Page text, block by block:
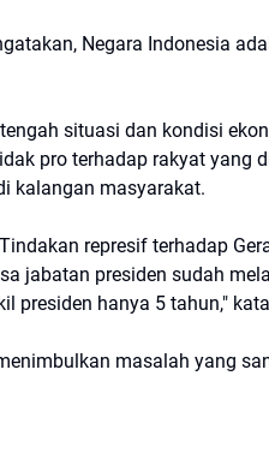
Negara Indonesia
situasi dan kondisi
pro terhadap rakyat yang
kalangan masyarakat.
represif terhadap
jabatan presiden sudah
presiden hanya 5 tahun,"
masalah yang